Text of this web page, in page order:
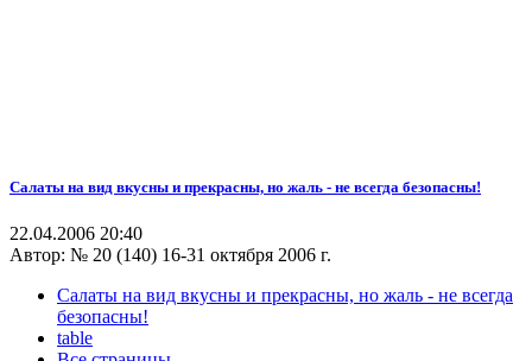
Салаты на вид вкусны и прекрасны, но жаль - не всегда безопасны!
22.04.2006 20:40
Автор: № 20 (140) 16-31 октября 2006 г.
Салаты на вид вкусны и прекрасны, но жаль - не всегда
безопасны!
table